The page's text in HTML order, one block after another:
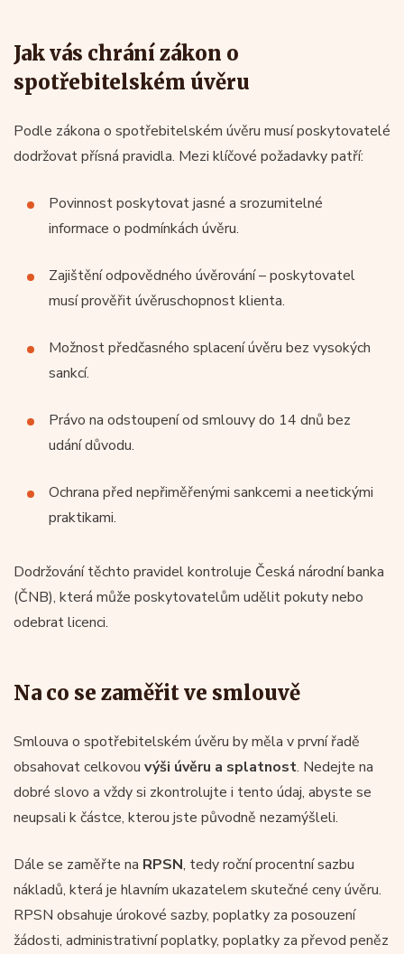
Jak vás chrání zákon o
spotřebitelském úvěru
Podle zákona o spotřebitelském úvěru musí poskytovatelé
dodržovat přísná pravidla. Mezi klíčové požadavky patří:
Povinnost poskytovat jasné a srozumitelné
informace o podmínkách úvěru.
Zajištění odpovědného úvěrování – poskytovatel
musí prověřit úvěruschopnost klienta.
Možnost předčasného splacení úvěru bez vysokých
sankcí.
Právo na odstoupení od smlouvy do 14 dnů bez
udání důvodu.
Ochrana před nepřiměřenými sankcemi a neetickými
praktikami.
Dodržování těchto pravidel kontroluje Česká národní banka
(ČNB), která může poskytovatelům udělit pokuty nebo
odebrat licenci.
Na co se zaměřit ve smlouvě
Smlouva o spotřebitelském úvěru by měla v první řadě
obsahovat celkovou výši úvěru a splatnost. Nedejte na
dobré slovo a vždy si zkontrolujte i tento údaj, abyste se
neupsali k částce, kterou jste původně nezamýšleli.
Dále se zaměřte na RPSN, tedy roční procentní sazbu
nákladů, která je hlavním ukazatelem skutečné ceny úvěru.
RPSN obsahuje úrokové sazby, poplatky za posouzení
žádosti, administrativní poplatky, poplatky za převod peněz